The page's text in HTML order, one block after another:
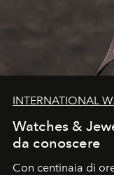
INTERNATIONAL
Watches &
da conoscere
Con centinaia di